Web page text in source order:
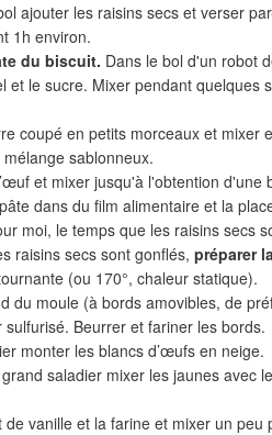
ajouter les raisins secs et verser
1h environ.
du biscuit. Dans le bol d'un robot
et le sucre. Mixer pendant quelques
coupé en petits morceaux et mixer
sablonneux.
et mixer jusqu'à l'obtention d'une
dans du film alimentaire et la
moi, le temps que les raisins secs
raisins secs sont gonflés, préparer
(ou 170°, chaleur statique).
du moule (à bords amovibles, de
sulfurisé. Beurrer et fariner les bords.
monter les blancs d’œufs en neige.
saladier mixer les jaunes avec
de vanille et la farine et mixer un peu